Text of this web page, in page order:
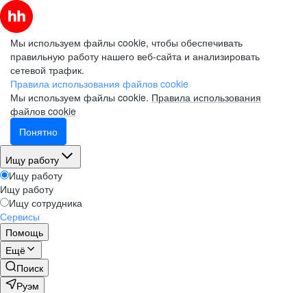
Мы используем файлы cookie, чтобы обеспечивать
правильную работу нашего веб-сайта и анализировать
сетевой трафик.
Правила использования файлов cookie
Мы используем файлы cookie. Правила использования
файлов cookie
Понятно
Ищу работу
Ищу работу
Ищу работу
Ищу сотрудника
Сервисы
Помощь
Ещё
Поиск
Руэм